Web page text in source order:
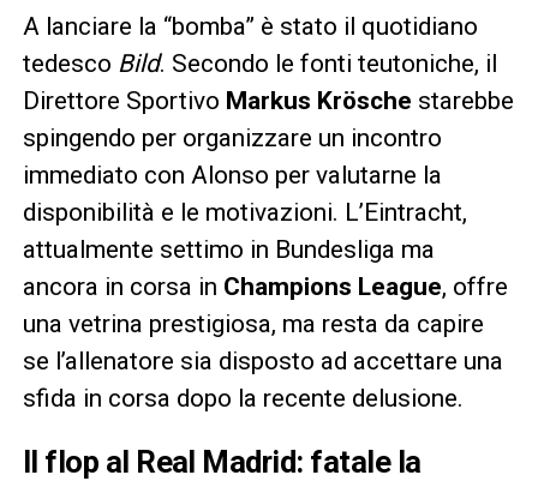
A lanciare la “bomba” è stato il quotidiano
tedesco Bild. Secondo le fonti teutoniche, il
Direttore Sportivo Markus Krösche starebbe
spingendo per organizzare un incontro
immediato con Alonso per valutarne la
disponibilità e le motivazioni. L’Eintracht,
attualmente settimo in Bundesliga ma
ancora in corsa in Champions League, offre
una vetrina prestigiosa, ma resta da capire
se l’allenatore sia disposto ad accettare una
sfida in corsa dopo la recente delusione.
Il flop al Real Madrid: fatale la